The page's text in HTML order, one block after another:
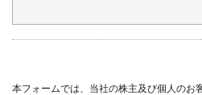
本フォームでは、当社の株主及び個人のお